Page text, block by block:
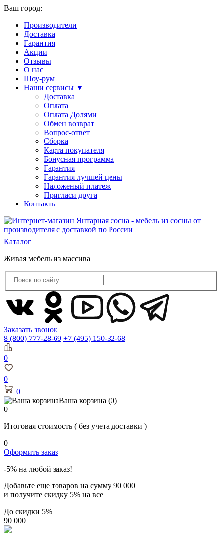
Ваш город:
Производители
Доставка
Гарантия
Акции
Отзывы
О нас
Шоу-рум
Наши сервисы ▼
Доставка
Оплата
Оплата Долями
Обмен возврат
Вопрос-ответ
Сборка
Карта покупателя
Бонусная программа
Гарантия
Гарантия лучшей цены
Наложеный платеж
Пригласи друга
Контакты
Каталог
Живая мебель из массива
Заказать звонок
8 (800) 777-28-69 +7 (495) 150-32-68
0
0
0
Ваша корзина (0)
0
Итоговая стоимость ( без учета доставки )
0
Оформить заказ
-5% на любой заказ!
Добавьте еще товаров на сумму 90 000
и получите скидку 5% на все
До скидки 5%
90 000